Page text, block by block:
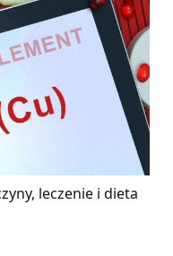
leczenie i dieta